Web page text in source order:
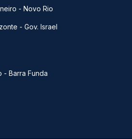
- Novo Rio
- Gov. Israel
- Barra Funda